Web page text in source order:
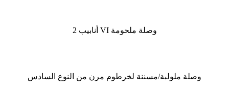
وصلة ملحومة VI أنابيب 2
وصلة ملولبة/مسننة لخرطوم مرن من النوع السادس